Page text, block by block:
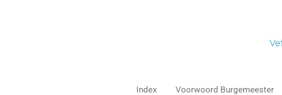
Index Voorwoord Burgemeester